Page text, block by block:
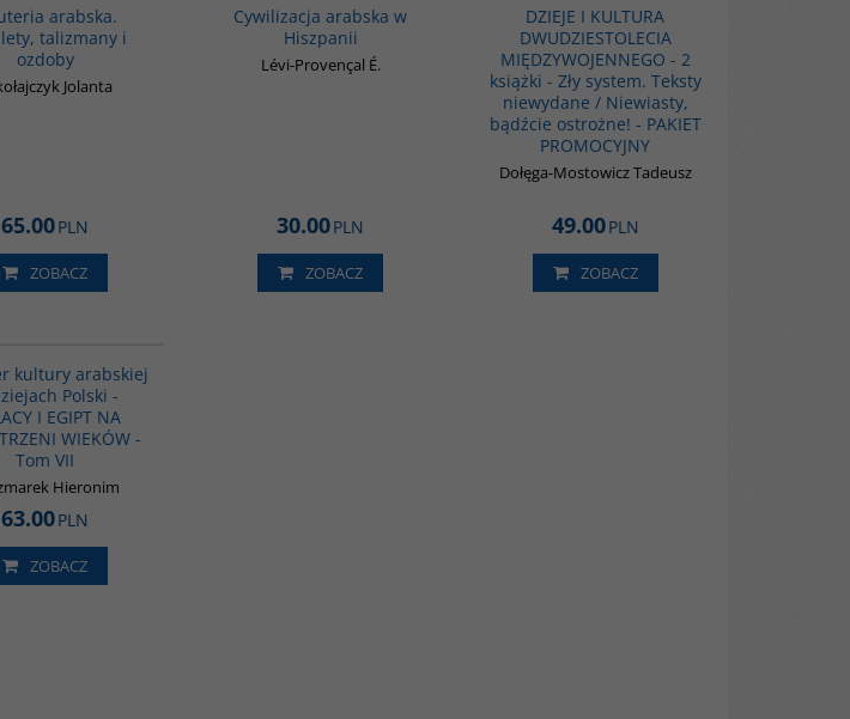
arabska.
talizmany i
ozdoby
Jolanta
65.00PLN
ZOBACZ
Cywilizacja arabska w
Hiszpanii
Lévi-Provençal É.
30.00PLN
ZOBACZ
DZIEJE I KULTURA
DWUDZIESTOLECIA
MIĘDZYWOJENNEGO - 2
książki - Zły system. Teksty
niewydane / Niewiasty,
bądźcie ostrożne! - PAKIET
PROMOCYJNY
Dołęga-Mostowicz Tadeusz
49.00PLN
ZOBACZ
kultury arabskiej
Polski -
I EGIPT NA
WIEKÓW -
Tom VII
Hieronim
63.00PLN
ZOBACZ